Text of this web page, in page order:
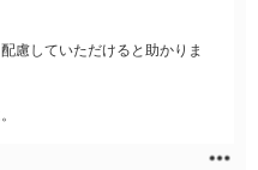
慮していただけると助かりま